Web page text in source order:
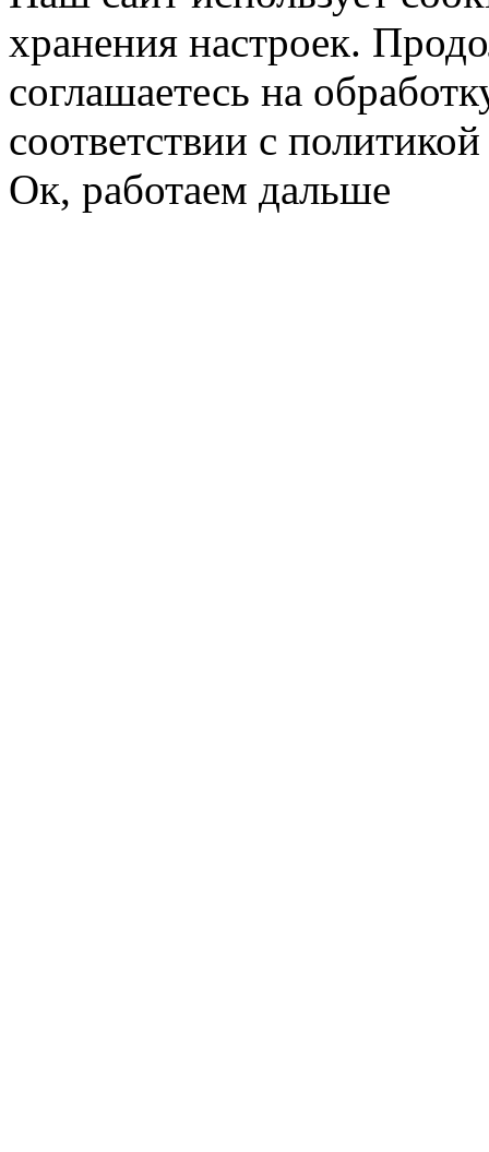
хранения настроек.
соглашаетесь на
соответствии с
Ок, работаем дальше